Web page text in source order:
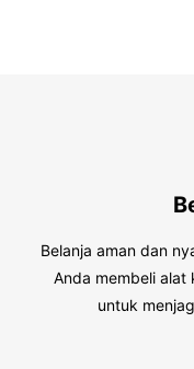
Belanja aman dan
Anda membeli alat
untuk